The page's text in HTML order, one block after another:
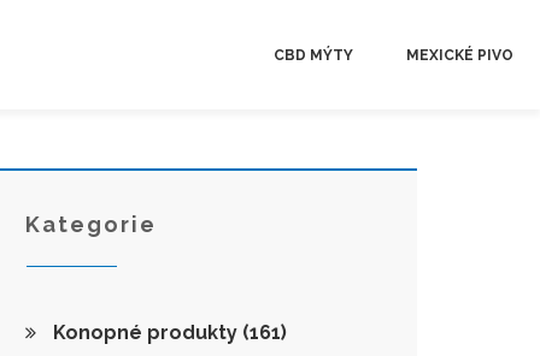
CBD MÝTY MEXICKÉ PIVO
Kategorie
Konopné produkty (161)